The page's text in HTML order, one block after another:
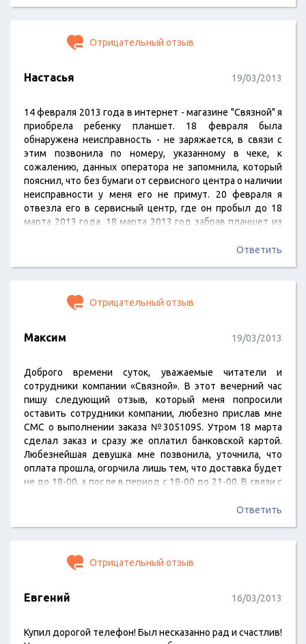
Отрицательный отзыв
Настасья 19/03/2013
14 февраля 2013 года в интернет - магазине "Связной" я
приобрела ребенку планшет. 18 февраля была
обнаружена неисправность - не заряжается, в связи с
этим позвонила по номеру, указанному в чеке, к
сожалению, данных оператора не запомнила, который
пояснил, что без бумаги от сервисного центра о наличии
неисправности у меня его не примут. 20 февраля я
отвезла его в сервисный центр, где он пробыл до 18
марта 2013 года. 18 марта 2013 год забрав планшет из
освидетельствования, согласно которому
Ответить
Отрицательный отзыв
Максим 19/03/2013
Доброго времени суток, уважаемые читатели и
сотрудники компании «Связной». В этот вечерний час
пишу следующий отзыв, который меня попросили
оставить сотрудники компании, любезно прислав мне
СМС о выполнении заказа №3051095. Утром 18 марта
сделал заказ и сразу же оплатил банковской картой.
Любезнейшая девушка мне позвонила, уточнила, что
оплата прошла, огорчила лишь тем, что доставка будет
не до 18-00, а после в период с 18-00 до 21-00. В связи с
что буду по адресу после 19-00. В течение дня телефон
Ответить
Отрицательный отзыв
Евгений 16/03/2013
Купил дорогой телефон! Был несказанно рад и счастлив!